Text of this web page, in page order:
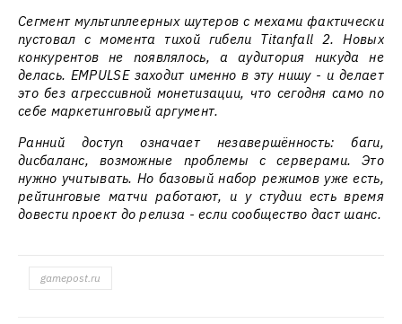
Сегмент мультиплеерных шутеров с мехами фактически
пустовал с момента тихой гибели Titanfall 2. Новых
конкурентов не появлялось, а аудитория никуда не
делась. EMPULSE заходит именно в эту нишу - и делает
это без агрессивной монетизации, что сегодня само по
себе маркетинговый аргумент.
Ранний доступ означает незавершённость: баги,
дисбаланс, возможные проблемы с серверами. Это
нужно учитывать. Но базовый набор режимов уже есть,
рейтинговые матчи работают, и у студии есть время
довести проект до релиза - если сообщество даст шанс.
gamepost.ru